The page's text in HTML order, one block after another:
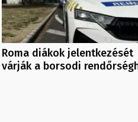
Roma diákok jelentkezését
várják a borsodi